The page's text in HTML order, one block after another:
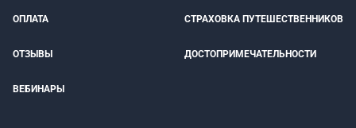
ОПЛАТА СТРАХОВКА ПУТЕШЕСТВЕННИКОВ
ОТЗЫВЫ ДОСТОПРИМЕЧАТЕЛЬНОСТИ
ВЕБИНАРЫ